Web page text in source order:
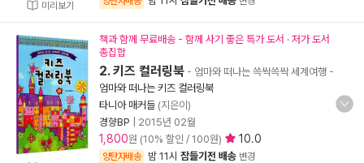
미리보기
책과 함께 무료배송 - 함께 사기 좋은 특가 도서 · 저가 도서
총집합
2. 키즈 컬러링북 - 엄마와 떠나는 쓱싹쓱싹 세계여행 -
엄마와 떠나는 키즈 컬러링북
타니아 매커들 (지은이)
경향BP
2015년 02월
1,800원 (10% 할인 / 100원) 10.0
양탄자배송 밤 11시 잠들기전 배송 변경